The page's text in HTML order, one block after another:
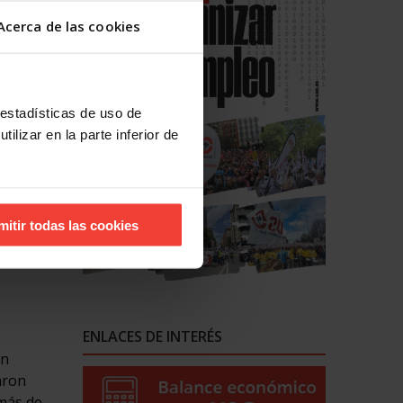
de las cookies
de uso de
en la parte inferior de
todas las cookies
que
y en
y
ENLACES DE INTERÉS